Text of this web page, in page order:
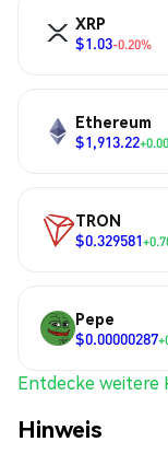
XRP
$1.03-0.20%
Ethereum
$1,913.22
TRON
$0.329581
Pepe
$0.00000287
Entdecke weitere
Hinweis